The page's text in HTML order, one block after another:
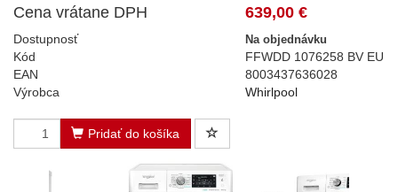
Cena vrátane DPH 639,00 €
Dostupnosť Na objednávku
Kód
FFWDD 1076258 BV EU
EAN
8003437636028
Výrobca
Whirlpool
Pridať do košíka